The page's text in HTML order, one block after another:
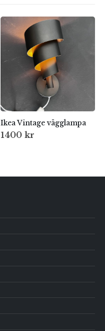
Ikea Vintage vägglampa
1400 kr